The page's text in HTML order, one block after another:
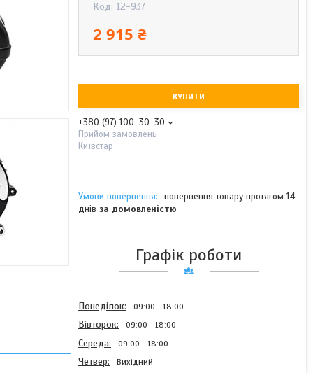
Код: 12-937
2 915 ₴
КУПИТИ
+380 (97) 100-30-30
Прийом замовлень -
Київстар
повернення товару протягом 14
днів за домовленістю
Графік роботи
Понеділок 09:00 18:00
Вівторок 09:00 18:00
Середа 09:00 18:00
Четвер Вихідний